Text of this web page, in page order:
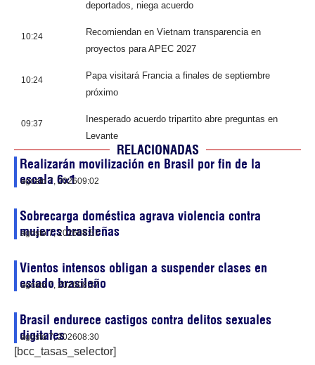
deportados, niega acuerdo
10:24
Recomiendan en Vietnam transparencia en
proyectos para APEC 2027
10:24
Papa visitará Francia a finales de septiembre
próximo
09:37
Inesperado acuerdo tripartito abre preguntas en
Levante
RELACIONADAS
Realizarán movilización en Brasil por fin de la
escala 6×1
agosto 7, 202609:02
Sobrecarga doméstica agrava violencia contra
mujeres brasileñas
agosto 7, 202608:57
Vientos intensos obligan a suspender clases en
estado brasileño
agosto 7, 202608:37
Brasil endurece castigos contra delitos sexuales
digitales
agosto 7, 202608:30
[bcc_tasas_selector]